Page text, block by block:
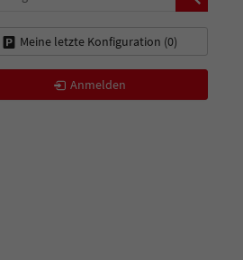
Meine letzte Konfiguration (0)
Anmelden